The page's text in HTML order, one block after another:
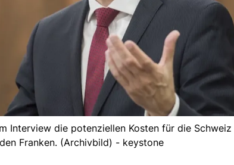
Interview die potenziellen Kosten für die
Franken. (Archivbild) - keystone